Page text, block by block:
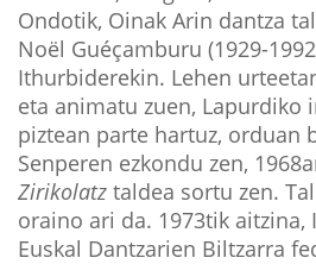
Ondotik, Oinak Arin dantza
Noël Guéçamburu (1929-
Ithurbiderekin. Lehen
eta animatu zuen, Lapurdiko
piztean parte hartuz, orduan
Senperen ezkondu zen,
Zirikolatz taldea sortu zen.
oraino ari da. 1973tik aitzina,
Euskal Dantzarien Biltzarra